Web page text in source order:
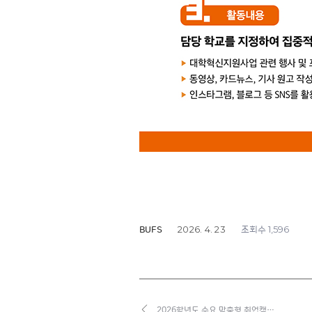
BUFS 2026. 4. 23 조회수 1,596
2026학년도 수요 맞춤형 취업캠…